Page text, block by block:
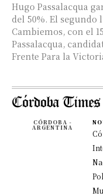
Hugo Passalacqua
del 50%. El segundo
Cambiemos, con el 15%.
Passalacqua,
Frente Para la
CÓRDOBA -
ARGENTINA